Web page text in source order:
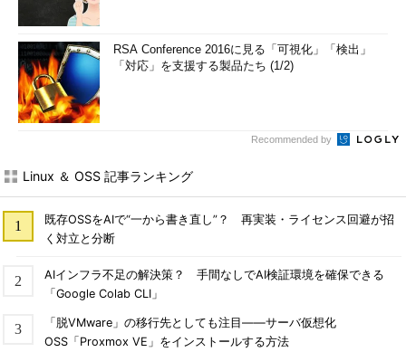
RSA Conference 2016に見る「可視化」「検出」
「対応」を支援する製品たち (1/2)
Recommended by
Linux ＆ OSS 記事ランキング
既存OSSをAIで“一から書き直し”？ 再実装・ライセンス回避が招
く対立と分断
AIインフラ不足の解決策？ 手間なしでAI検証環境を確保できる
「Google Colab CLI」
「脱VMware」の移行先としても注目――サーバ仮想化
OSS「Proxmox VE」をインストールする方法